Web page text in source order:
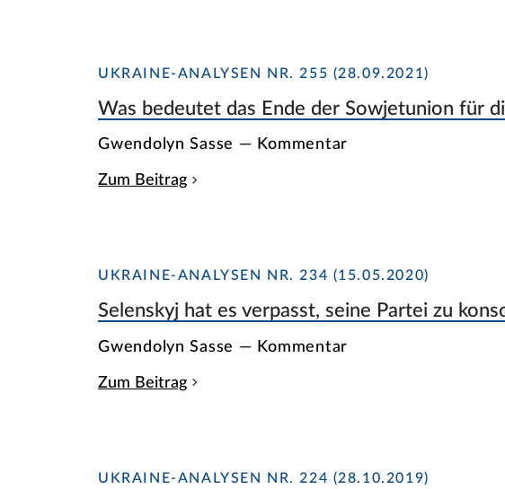
UKRAINE-ANALYSEN NR. 255 (28.09.2021)
Was bedeutet das Ende der Sowjetunion für
Gwendolyn Sasse — Kommentar
Zum Beitrag
UKRAINE-ANALYSEN NR. 234 (15.05.2020)
Selenskyj hat es verpasst, seine Partei zu
Gwendolyn Sasse — Kommentar
Zum Beitrag
UKRAINE-ANALYSEN NR. 224 (28.10.2019)